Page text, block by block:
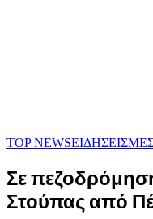
TOP NEWSΕΙΔΗΣΕΙΣ
Σε
Στούπας από